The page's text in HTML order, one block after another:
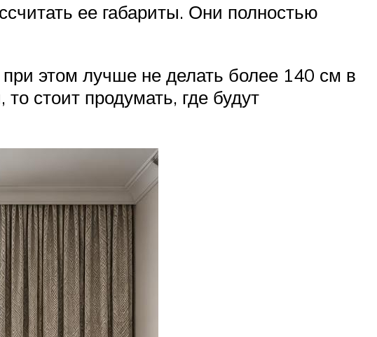
ее габариты. Они полностью
этом лучше не делать более 140 см в
стоит продумать, где будут